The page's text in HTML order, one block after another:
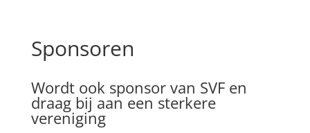
Sponsoren
Wordt ook sponsor van SVF en
draag bij aan een sterkere
vereniging